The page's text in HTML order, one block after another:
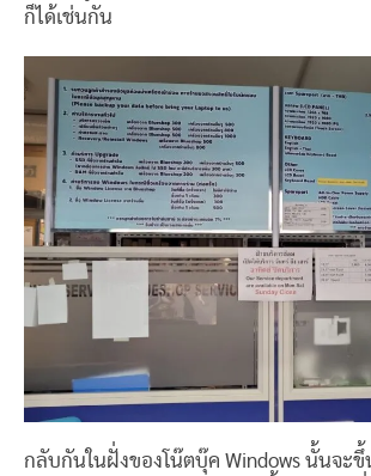
ก็ได้เช่นกัน
กลับกันในฝั่งของโน๊ตบุ๊ค Windows นั้นจะ